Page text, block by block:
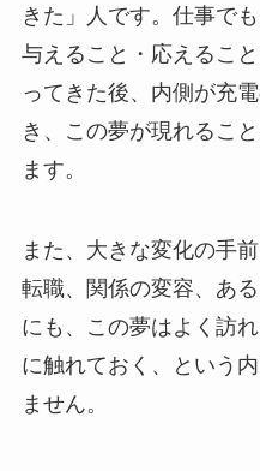
きた」人です。仕事で
与えること・応えるこ
ってきた後、内側が充
き、この夢が現れるこ
ます。
また、大きな変化の手
転職、関係の変容、あ
にも、この夢はよく訪
に触れておく、という
ません。